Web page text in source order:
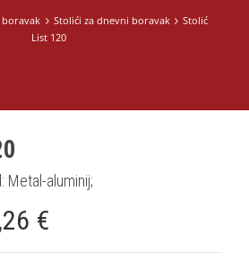
boravak Stolići za dnevni boravak
Stolić
List 120
Metal-aluminij;
€